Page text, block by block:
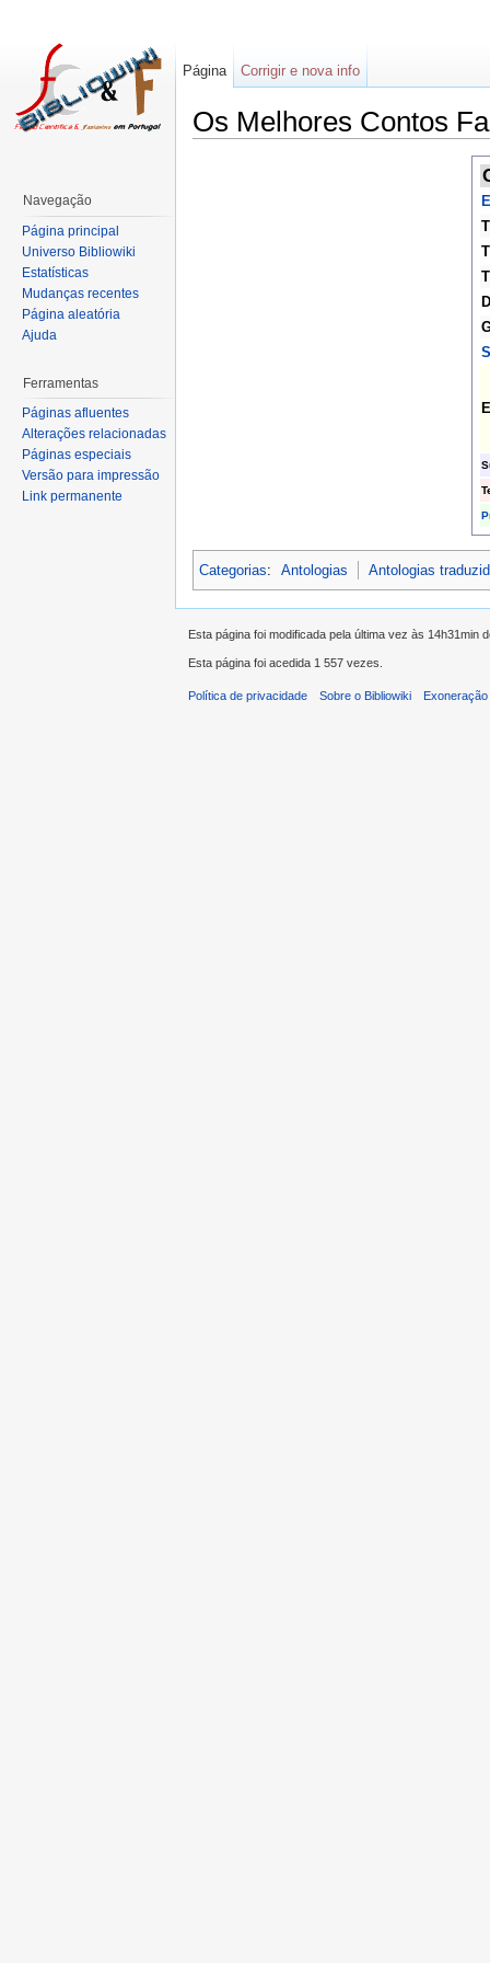
Os Melhores Contos
Categorias: Antologias Antologias
Página Corrigir e nova info
Navegação
Página principal
Universo Bibliowiki
Estatísticas
Mudanças recentes
Página aleatória
Ajuda
Ferramentas
Páginas afluentes
Alterações relacionadas
Páginas especiais
Versão para impressão
Link permanente
Esta página foi modificada pela última vez às 14h31min
Esta página foi acedida 1 557 vezes.
Política de privacidade Sobre o Bibliowiki